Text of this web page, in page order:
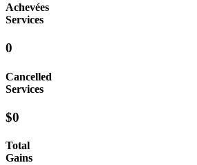
Achevées
Services
0
Cancelled
Services
$0
Total
Gains